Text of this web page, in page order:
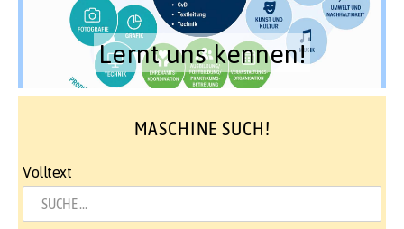
Lernt uns kennen!
MASCHINE SUCH!
Volltext